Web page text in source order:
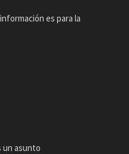
es para la
un asunto